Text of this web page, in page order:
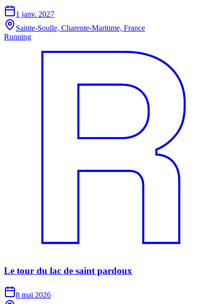
1 janv. 2027
Sainte-Soulle, Charente-Maritime, France
Running
Le tour du lac de saint pardoux
8 mai 2026